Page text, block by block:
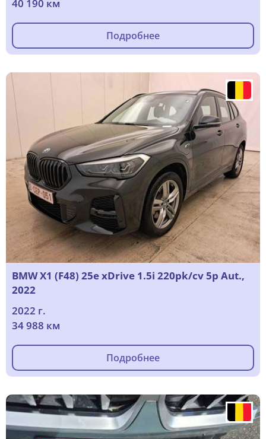
40 190 км
Подробнее
BMW X1 (F48) 25e xDrive 1.5i 220pk/cv 5p Aut.,
2022
2022 г.
34 988 км
Подробнее